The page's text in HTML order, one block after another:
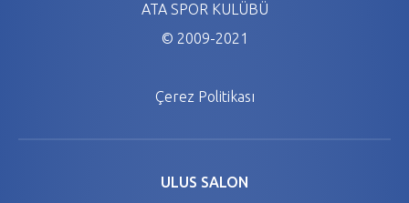
ATA SPOR KULÜBÜ
© 2009-2021
Çerez Politikası
ULUS SALON